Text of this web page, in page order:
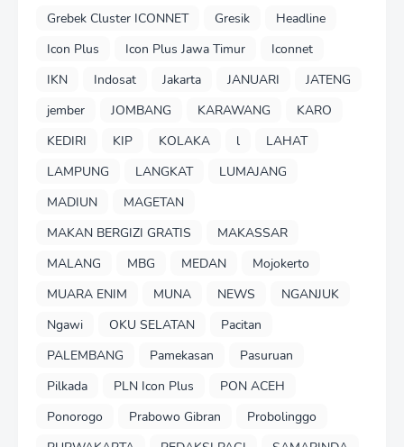
Grebek Cluster ICONNET
Gresik
Headline
Icon Plus
Icon Plus Jawa Timur
Iconnet
IKN
Indosat Jakarta JANUARI
JATENG
jember
JOMBANG KARAWANG
KARO
KEDIRI
KIP KOLAKA l
LAHAT
LAMPUNG
LANGKAT
LUMAJANG
MADIUN
MAGETAN
MAKAN BERGIZI GRATIS
MAKASSAR
MALANG
MBG MEDAN
Mojokerto
MUARA ENIM
MUNA NEWS
NGANJUK
Ngawi
OKU SELATAN
Pacitan
PALEMBANG
Pamekasan
Pasuruan
Pilkada
PLN Icon Plus
PON ACEH
Ponorogo
Prabowo Gibran
Probolinggo